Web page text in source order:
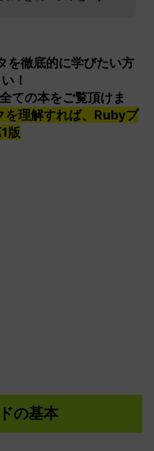
を徹底的に学びたい方
！
ての本をご覧頂けま
を理解すれば、Rubyプ
版
の基本